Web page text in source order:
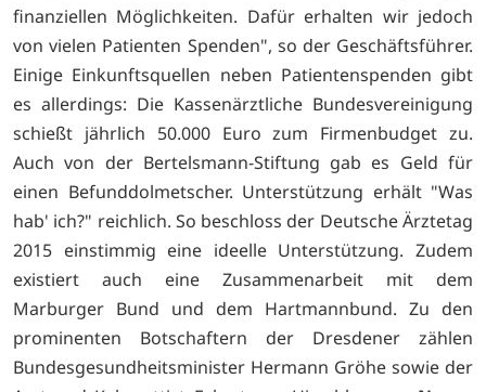
finanziellen Möglichkeiten. Dafür erhalten wir jedoch
von vielen Patienten Spenden", so der Geschäftsführer.
Einige Einkunftsquellen neben Patientenspenden gibt
es allerdings: Die Kassenärztliche Bundesvereinigung
schießt jährlich 50.000 Euro zum Firmenbudget zu.
Auch von der Bertelsmann-Stiftung gab es Geld für
einen Befunddolmetscher. Unterstützung erhält "Was
hab' ich?" reichlich. So beschloss der Deutsche Ärztetag
2015 einstimmig eine ideelle Unterstützung. Zudem
existiert auch eine Zusammenarbeit mit dem
Marburger Bund und dem Hartmannbund. Zu den
prominenten Botschaftern der Dresdener zählen
Bundesgesundheitsminister Hermann Gröhe sowie der